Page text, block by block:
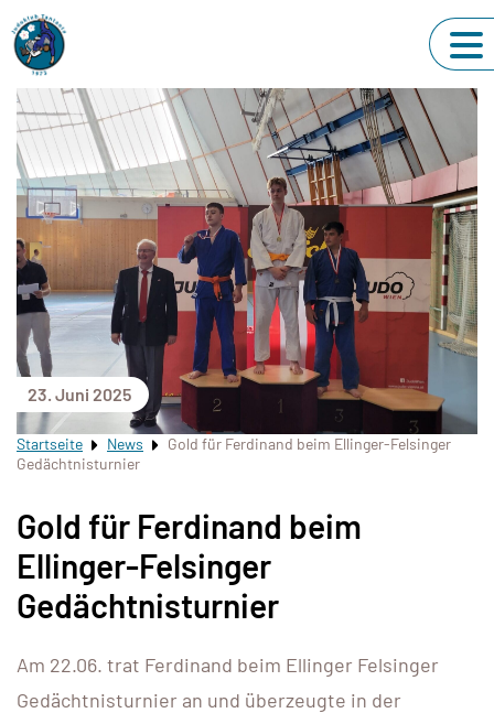
23. Juni 2025
Startseite News
Gold für Ferdinand beim Ellinger-Felsinger
Gedächtnisturnier
Gold für Ferdinand beim
Ellinger-Felsinger
Gedächtnisturnier
Am 22.06. trat Ferdinand beim Ellinger Felsinger
Gedächtnisturnier an und überzeugte in der